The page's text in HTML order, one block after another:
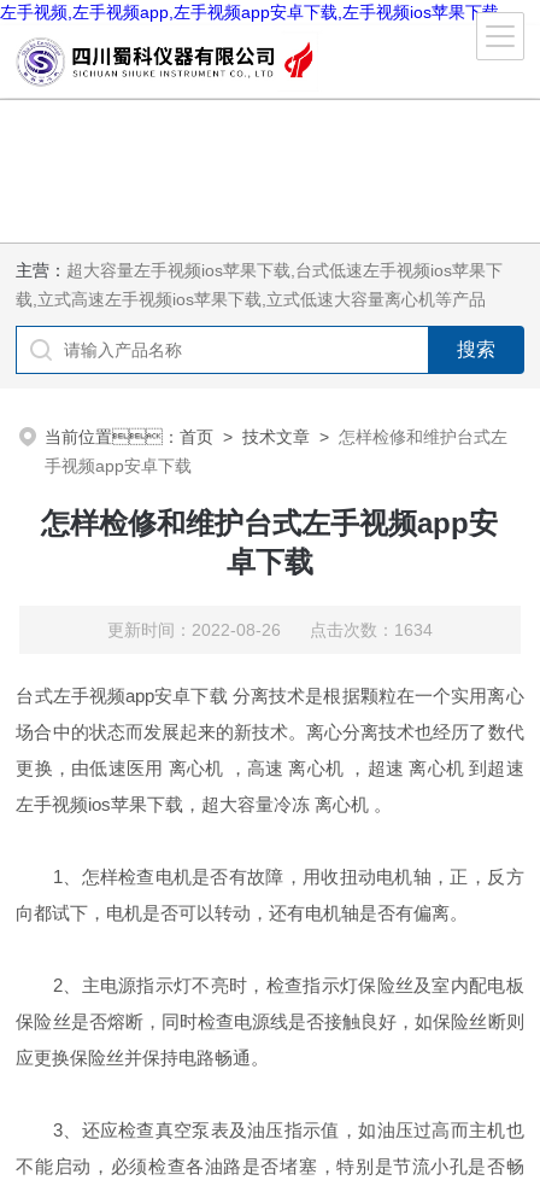
左手视频,左手视频app,左手视频app安卓下载,左手视频ios苹果下载
主营： 超大容量左手视频ios苹果下载,台式低速左手视频ios苹果下
载,立式高速左手视频ios苹果下载,立式低速大容量离心机等产品
当前位置：首页 >技术文章 >怎样检修和维护台式左
手视频app安卓下载
怎样检修和维护台式左手视频app安
卓下载
更新时间：2022-08-26 点击次数：1634
台式左手视频app安卓下载 分离技术是根据颗粒在一个实用离心
场合中的状态而发展起来的新技术。离心分离技术也经历了数代
更换，由低速医用 离心机 ，高速 离心机 ，超速 离心机 到超速
左手视频ios苹果下载，超大容量冷冻 离心机 。
1、怎样检查电机是否有故障，用收扭动电机轴，正，反方
向都试下，电机是否可以转动，还有电机轴是否有偏离。
2、主电源指示灯不亮时，检查指示灯保险丝及室内配电板
保险丝是否熔断，同时检查电源线是否接触良好，如保险丝断则
应更换保险丝并保持电路畅通。
3、还应检查真空泵表及油压指示值，如油压过高而主机也
不能启动，必须检查各油路是否堵塞，特别是节流小孔是否畅